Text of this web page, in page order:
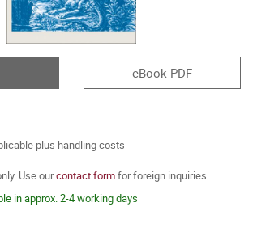
eBook PDF
plus handling costs
Use ourcontact formfor foreign inquiries.
in approx. 2-4 working days